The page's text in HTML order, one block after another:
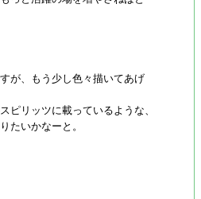
が、もう少し色々描いてあげ
ピリッツに載っているような、
たいかなーと。